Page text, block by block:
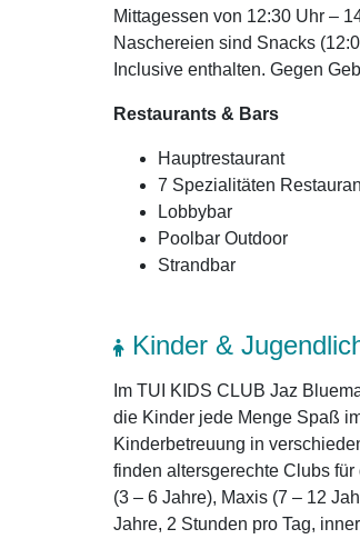
Mittagessen von 12:30 Uhr –
Naschereien sind Snacks
Inclusive enthalten. Gegen
Restaurants & Bars
Hauptrestaurant
7 Spezialitäten
Lobbybar
Poolbar Outdoor
Strandbar
Kinder &
Im TUI KIDS CLUB Jaz
die Kinder jede Menge Spaß
Kinderbetreuung in
finden altersgerechte Clubs
(3 – 6 Jahre), Maxis (7 – 12
Jahre, 2 Stunden pro Tag,